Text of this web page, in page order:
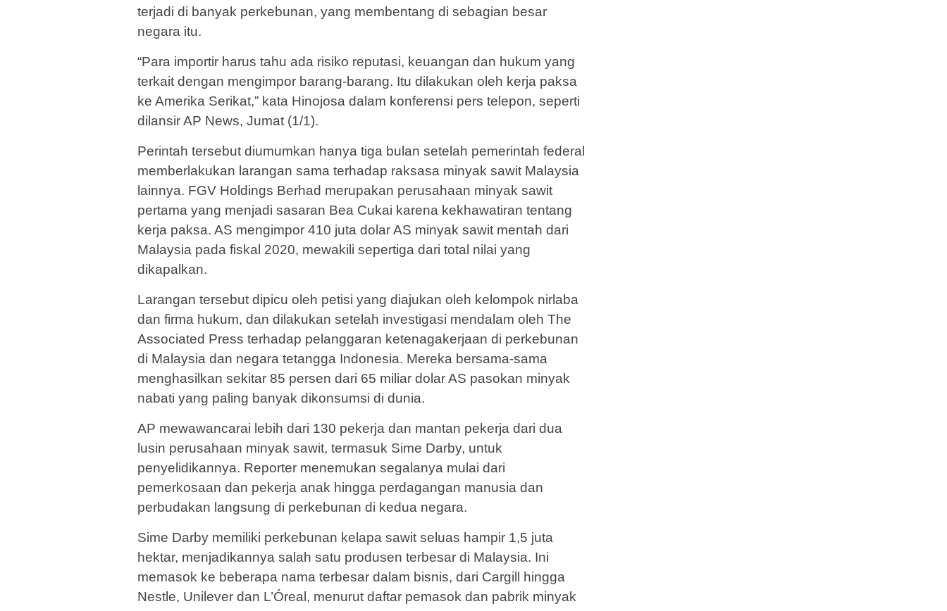
terjadi di banyak perkebunan, yang membentang di sebagian besar
negara itu.
“Para importir harus tahu ada risiko reputasi, keuangan dan hukum yang
terkait dengan mengimpor barang-barang. Itu dilakukan oleh kerja paksa
ke Amerika Serikat,” kata Hinojosa dalam konferensi pers telepon, seperti
dilansir AP News, Jumat (1/1).
Perintah tersebut diumumkan hanya tiga bulan setelah pemerintah federal
memberlakukan larangan sama terhadap raksasa minyak sawit Malaysia
lainnya. FGV Holdings Berhad merupakan perusahaan minyak sawit
pertama yang menjadi sasaran Bea Cukai karena kekhawatiran tentang
kerja paksa. AS mengimpor 410 juta dolar AS minyak sawit mentah dari
Malaysia pada fiskal 2020, mewakili sepertiga dari total nilai yang
dikapalkan.
Larangan tersebut dipicu oleh petisi yang diajukan oleh kelompok nirlaba
dan firma hukum, dan dilakukan setelah investigasi mendalam oleh The
Associated Press terhadap pelanggaran ketenagakerjaan di perkebunan
di Malaysia dan negara tetangga Indonesia. Mereka bersama-sama
menghasilkan sekitar 85 persen dari 65 miliar dolar AS pasokan minyak
nabati yang paling banyak dikonsumsi di dunia.
AP mewawancarai lebih dari 130 pekerja dan mantan pekerja dari dua
lusin perusahaan minyak sawit, termasuk Sime Darby, untuk
penyelidikannya. Reporter menemukan segalanya mulai dari
pemerkosaan dan pekerja anak hingga perdagangan manusia dan
perbudakan langsung di perkebunan di kedua negara.
Sime Darby memiliki perkebunan kelapa sawit seluas hampir 1,5 juta
hektar, menjadikannya salah satu produsen terbesar di Malaysia. Ini
memasok ke beberapa nama terbesar dalam bisnis, dari Cargill hingga
Nestle, Unilever dan L’Óreal, menurut daftar pemasok dan pabrik minyak